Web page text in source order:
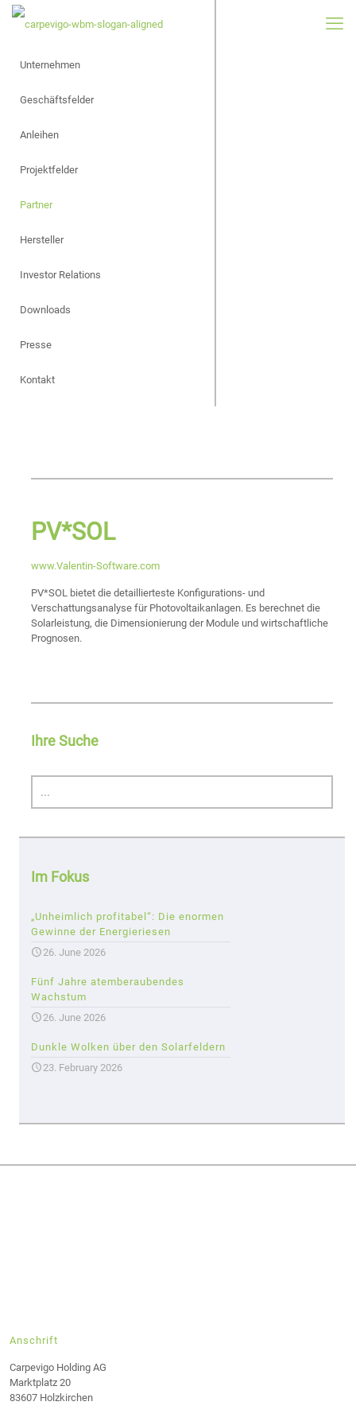
Unternehmen
Geschäftsfelder
Anleihen
Projektfelder
Partner
Hersteller
Investor Relations
Downloads
Presse
Kontakt
PV*SOL
www.Valentin-Software.com
PV*SOL bietet die detaillierteste Konfigurations- und
Verschattungsanalyse für Photovoltaikanlagen. Es berechnet die
Solarleistung, die Dimensionierung der Module und wirtschaftliche
Prognosen.
Ihre Suche
Im Fokus
„Unheimlich profitabel“: Die enormen
Gewinne der Energieriesen
26. June 2026
Fünf Jahre atemberaubendes
Wachstum
26. June 2026
Dunkle Wolken über den Solarfeldern
23. February 2026
Anschrift
Carpevigo Holding AG
Marktplatz 20
83607 Holzkirchen